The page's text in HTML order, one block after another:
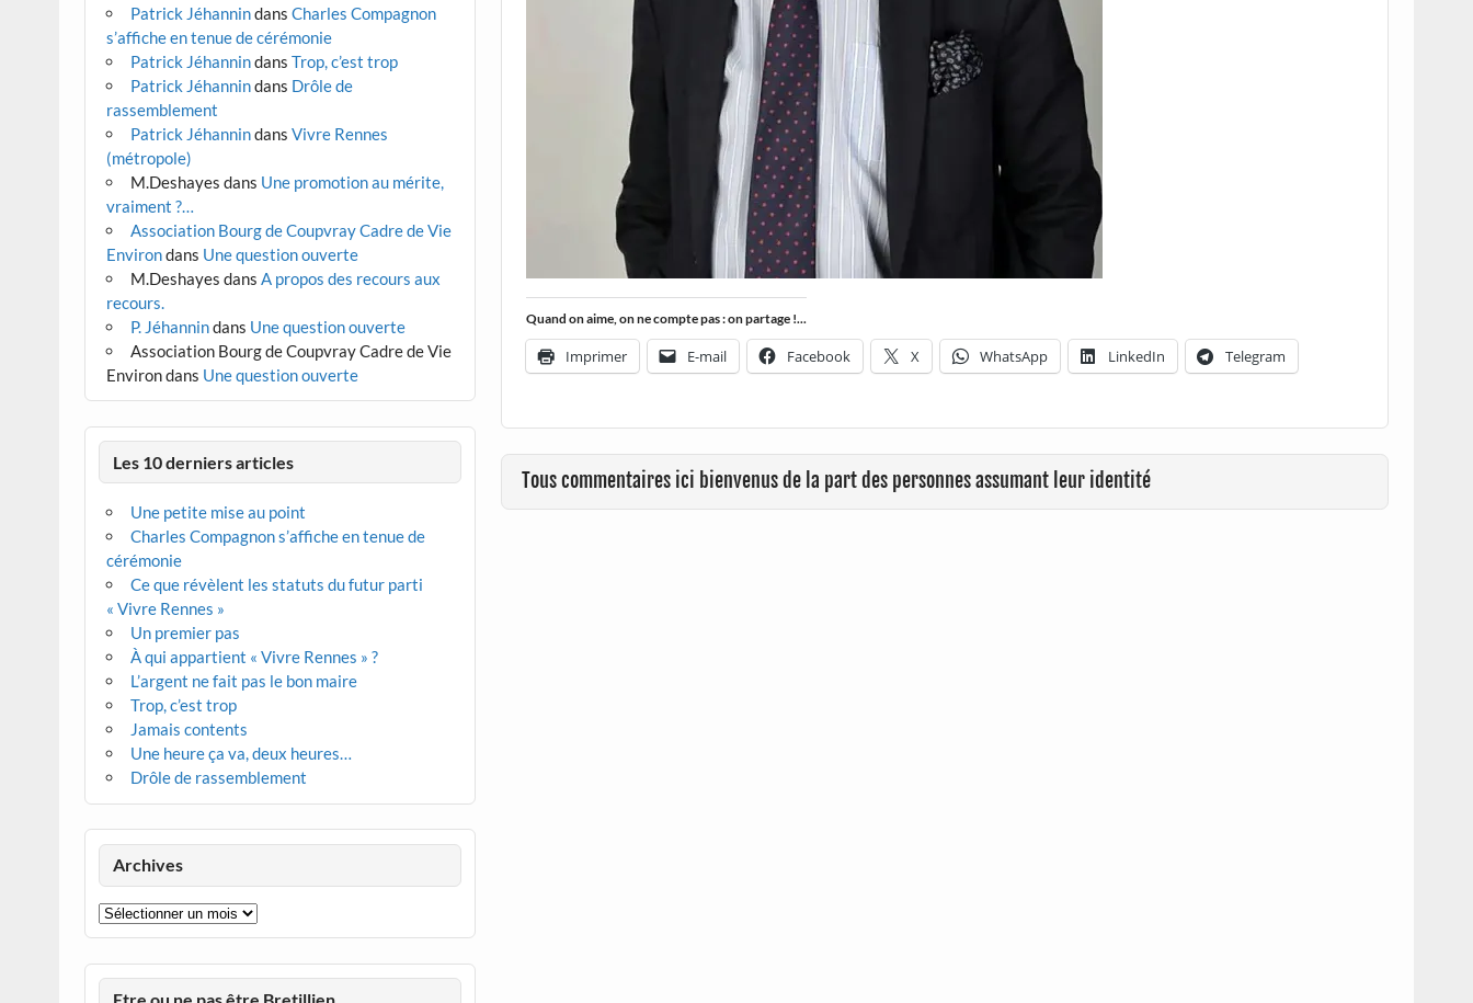
Quand on aime, on ne compte pas : on partage !...
Imprimer E-mail Facebook X WhatsApp LinkedIn Telegram
Tous commentaires ici bienvenus de la part des personnes assumant leur identité
Patrick Jéhannindans Charles Compagnon
s’affiche en tenue de cérémonie
Patrick Jéhannindans Trop, c’est trop
Patrick Jéhannindans Drôle de
rassemblement
Patrick Jéhannindans Vivre Rennes
(métropole)
M.Deshayes dans Une promotion au mérite,
vraiment ?…
Association Bourg de Coupvray Cadre de Vie
Environdans Une question ouverte
M.Deshayes dans A propos des recours aux
recours.
P. Jéhannindans Une question ouverte
Association Bourg de Coupvray Cadre de Vie
Environdans Une question ouverte
Les 10 derniers articles
Une petite mise au point
Charles Compagnon s’affiche en tenue de
cérémonie
Ce que révèlent les statuts du futur parti
« Vivre Rennes »
Un premier pas
À qui appartient « Vivre Rennes » ?
L’argent ne fait pas le bon maire
Trop, c’est trop
Jamais contents
Une heure ça va, deux heures…
Drôle de rassemblement
Archives
Archives
Etre ou ne pas être Bretillien